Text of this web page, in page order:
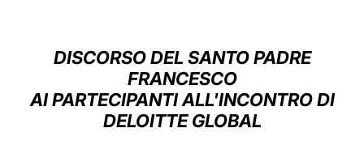
LATINE
DISCORSO DEL SANTO PADRE
FRANCESCO
AI PARTECIPANTI ALL'INCONTRO DI
DELOITTE GLOBAL